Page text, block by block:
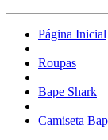
Página Inicial
Roupas
Bape Shark
Camiseta